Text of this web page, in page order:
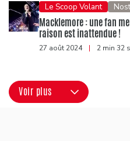
Le Scoop Volant
Macklemore : une fan
raison est inattendue !
27 août 2024 | 2 min 32
Voir plus